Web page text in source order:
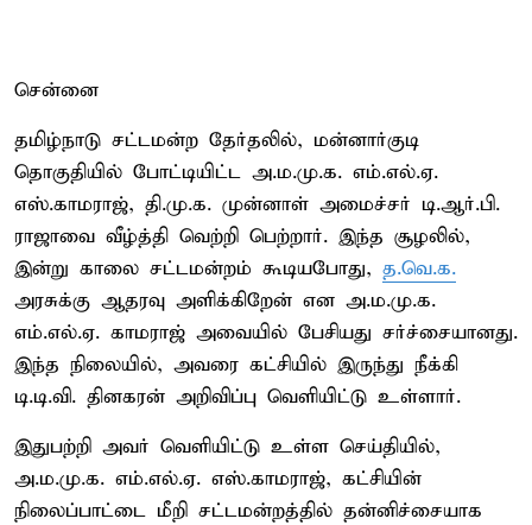
சென்னை
தமிழ்நாடு சட்டமன்ற தேர்தலில், மன்னார்குடி
தொகுதியில் போட்டியிட்ட அ.ம.மு.க. எம்.எல்.ஏ.
எஸ்.காமராஜ், தி.மு.க. முன்னாள் அமைச்சர் டி.ஆர்.பி.
ராஜாவை வீழ்த்தி வெற்றி பெற்றார். இந்த சூழலில்,
இன்று காலை சட்டமன்றம் கூடியபோது, த.வெ.க.
அரசுக்கு ஆதரவு அளிக்கிறேன் என அ.ம.மு.க.
எம்.எல்.ஏ. காமராஜ் அவையில் பேசியது சர்ச்சையானது.
இந்த நிலையில், அவரை கட்சியில் இருந்து நீக்கி
டி.டி.வி. தினகரன் அறிவிப்பு வெளியிட்டு உள்ளார்.
இதுபற்றி அவர் வெளியிட்டு உள்ள செய்தியில்,
அ.ம.மு.க. எம்.எல்.ஏ. எஸ்.காமராஜ், கட்சியின்
நிலைப்பாட்டை மீறி சட்டமன்றத்தில் தன்னிச்சையாக